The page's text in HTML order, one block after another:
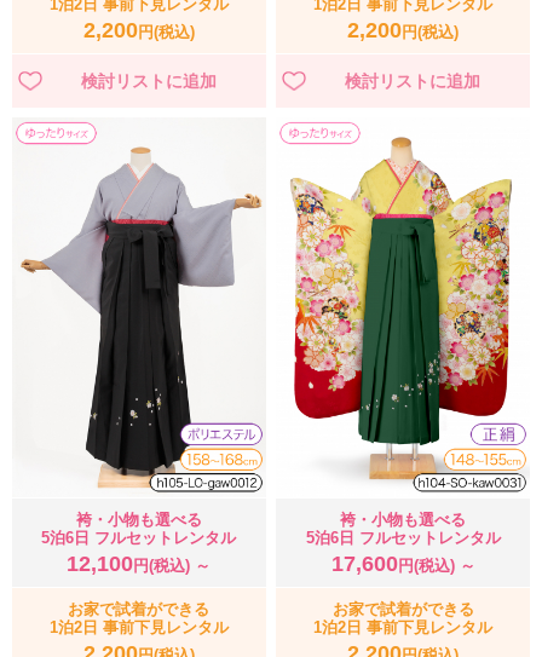
1泊2日 事前下見レンタル
2,200円(税込)
1泊2日 事前下見レンタル
2,200円(税込)
袴・小物も選べる
5泊6日 フルセットレンタル
12,100 円(税込) ～
お家で試着ができる
1泊2日 事前下見レンタル
袴・小物も選べる
5泊6日 フルセットレンタル
17,600円(税込) ～
お家で試着ができる
1泊2日 事前下見レンタル